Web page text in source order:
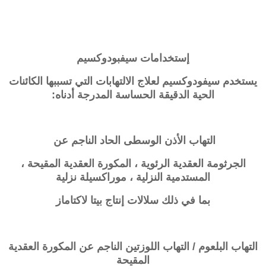
إستخدامات سيفبودوكسيم
يستخدم سيفودوكسيم لعلاج الالتهابات التي تسببها الكائنات
الحية الدقيقة الحساسة المدرجة أدناه:
التهاب الأذن الوسطى الحاد الناجم عن
الجرثومة العقدية الرئوية ، المكورة العقدية المقيحة ،
المستدمية النزلية ، موراكسيلة نزلية
بما في ذلك سلالات إنتاج بيتا لاكتاماز
التهاب البلعوم / التهاب اللوزتين الناجم عن المكورة العقدية
المقيحة